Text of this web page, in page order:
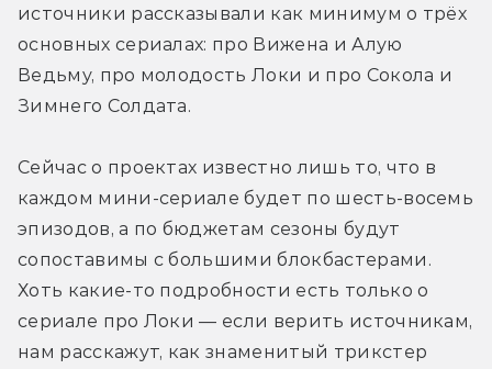
источники рассказывали как минимум о трёх
основных сериалах: про Вижена и Алую
Ведьму, про молодость Локи и про Сокола и
Зимнего Солдата.
Сейчас о проектах известно лишь то, что в
каждом мини-сериале будет по шесть-восемь
эпизодов, а по бюджетам сезоны будут
сопоставимы с большими блокбастерами.
Хоть какие-то подробности есть только о
сериале про Локи — если верить источникам,
нам расскажут, как знаменитый трикстер